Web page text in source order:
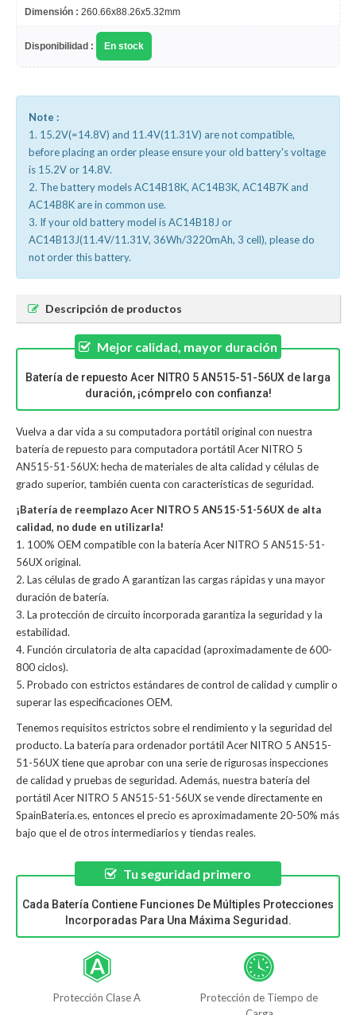
Dimensión : 260.66x88.26x5.32mm
Disponibilidad : En stock
Note :
1. 15.2V(=14.8V) and 11.4V(11.31V) are not compatible,
before placing an order please ensure your old battery's voltage
is 15.2V or 14.8V.
2. The battery models AC14B18K, AC14B3K, AC14B7K and
AC14B8K are in common use.
3. If your old battery model is AC14B18J or
AC14B13J(11.4V/11.31V, 36Wh/3220mAh, 3 cell), please do
not order this battery.
Descripción de productos
Mejor calidad, mayor duración
Batería de repuesto Acer NITRO 5 AN515-51-56UX de larga
duración, ¡cómprelo con confianza!
Vuelva a dar vida a su computadora portátil original con nuestra
batería de repuesto para computadora portátil Acer NITRO 5
AN515-51-56UX: hecha de materiales de alta calidad y células de
grado superior, también cuenta con características de seguridad.
¡Batería de reemplazo Acer NITRO 5 AN515-51-56UX de alta
calidad, no dude en utilizarla!
1. 100% OEM compatible con la batería Acer NITRO 5 AN515-51-
56UX original.
2. Las células de grado A garantizan las cargas rápidas y una mayor
duración de batería.
3. La protección de circuito incorporada garantiza la seguridad y la
estabilidad.
4. Función circulatoria de alta capacidad (aproximadamente de 600-
800 ciclos).
5. Probado con estrictos estándares de control de calidad y cumplir o
superar las especificaciones OEM.
Tenemos requisitos estrictos sobre el rendimiento y la seguridad del
producto. La batería para ordenador portátil Acer NITRO 5 AN515-
51-56UXtiene que aprobar con una serie de rigurosas inspecciones
de calidad y pruebas de seguridad. Además, nuestra batería del
portátil Acer NITRO 5 AN515-51-56UX se vende directamente en
SpainBateria.es, entonces el precio es aproximadamente 20-50% más
bajo que el de otros intermediarios y tiendas reales.
Tu seguridad primero
Cada Batería Contiene Funciones De Múltiples Protecciones
Incorporadas Para Una Máxima Seguridad.
Protección Clase A
Protección de Tiempo de